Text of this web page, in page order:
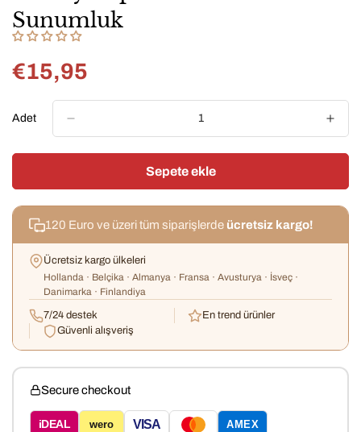
Sunumluk
Normal
€15,95
Adet
Sepete ekle
120 Euro ve üzeri tüm siparişlerde ücretsiz kargo!
Ücretsiz kargo ülkeleri
Hollanda · Belçika · Almanya · Fransa · Avusturya · İsveç ·
Danimarka · Finlandiya
7/24 destek
En trend ürünler
Güvenli alışveriş
Secure checkout
iDEAL wero VISA AMEX